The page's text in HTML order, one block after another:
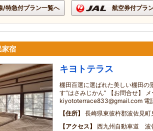
/特急付プラン一覧へ 航空券付プラ
家宿
キヨトテラス
棚田百選に選ばれた美しい棚田の
す“はさみじかん” 【お問合せ】
kiyototerrace833@gmail.com
住所
長崎県東彼杵郡波佐見町
アクセス
西九州自動車道 波